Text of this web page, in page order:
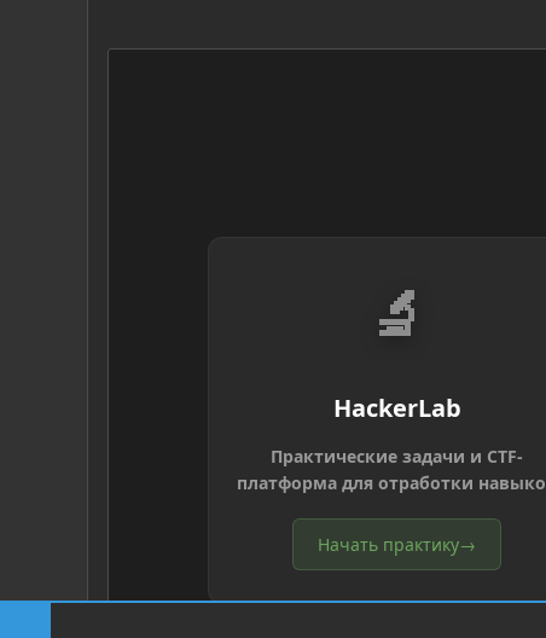
🔬
HackerLab
Практические задачи и CTF-
платформа для отработки
Начать практику→